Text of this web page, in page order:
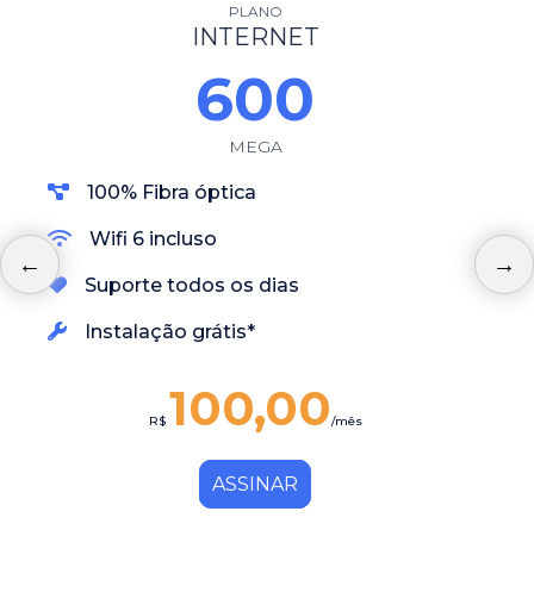
PLANO
INTERNET
600
MEGA
100% Fibra óptica
Wifi 6 incluso
Suporte todos os dias
Instalação grátis*
R$ 100,00/mês
ASSINAR